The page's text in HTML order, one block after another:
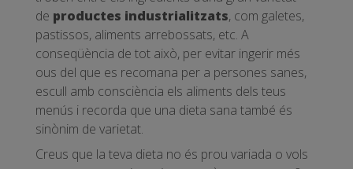
de productes industrialitzats, com galetes,
pastissos, aliments arrebossats, etc. A
conseqüència de tot això, per evitar ingerir més
ous del que es recomana per a persones sanes,
escull amb consciència els aliments dels teus
menús i recorda que una dieta sana també és
sinònim de varietat.
Creus que la teva dieta no és prou variada o vols